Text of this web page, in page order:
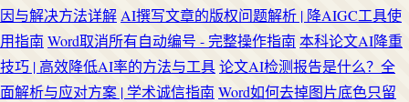
因与解决方法详解 AI撰写文章的版权问题解析 | 降AIGC工具使
用指南 Word取消所有自动编号 - 完整操作指南 本科论文AI降重
技巧 | 高效降低AI率的方法与工具论文AI检测报告是什么？全
面解析与应对方案 | 学术诚信指南 Word如何去掉图片底色只留